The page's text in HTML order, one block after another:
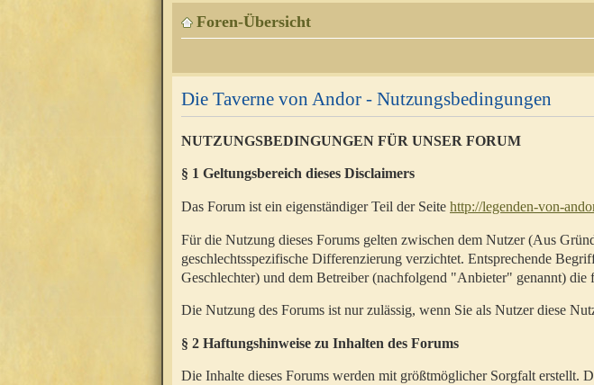
Foren-Übersicht
Die Taverne von Andor - Nutzungsbedingungen
NUTZUNGSBEDINGUNGEN FÜR UNSER FORUM
§ 1 Geltungsbereich dieses Disclaimers
Das Forum ist ein eigenständiger Teil der Seite http://legenden-von-
Für die Nutzung dieses Forums gelten zwischen dem Nutzer (Aus
geschlechtsspezifische Differenzierung verzichtet. Entsprechende
Geschlechter) und dem Betreiber (nachfolgend "Anbieter" genannt) die
Die Nutzung des Forums ist nur zulässig, wenn Sie als Nutzer diese
§ 2 Haftungshinweise zu Inhalten des Forums
Die Inhalte dieses Forums werden mit größtmöglicher Sorgfalt erstellt.